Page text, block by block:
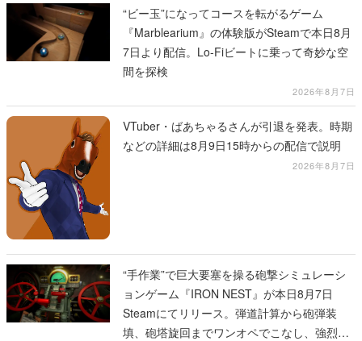
“ビー玉”になってコースを転がるゲーム
『Marblearium』の体験版がSteamで本日8月
7日より配信。Lo-Fiビートに乗って奇妙な空
間を探検
2026年8月7日
VTuber・ばあちゃるさんが引退を発表。時期
などの詳細は8月9日15時からの配信で説明
2026年8月7日
“手作業”で巨大要塞を操る砲撃シミュレーシ
ョンゲーム『IRON NEST』が本日8月7日
Steamにてリリース。弾道計算から砲弾装
填、砲塔旋回までワンオペでこなし、強烈な